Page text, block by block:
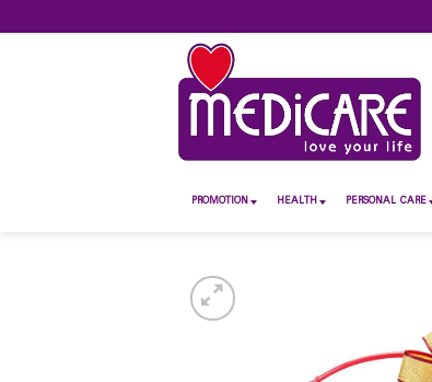
to
PROMOTION HEALTH PERSONAL CARE